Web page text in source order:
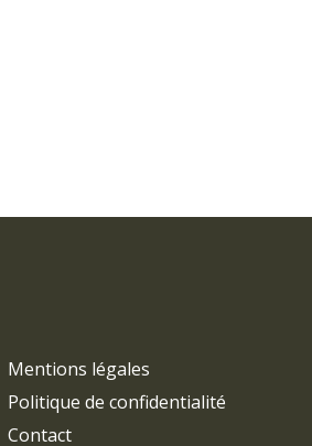
Mentions légales
Politique de confidentialité
Contact